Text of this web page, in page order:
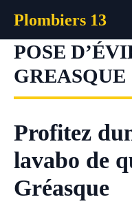
contenu
Plombiers 13
POSE
GREASQUE
Profitez
lavabo de
Gréasque